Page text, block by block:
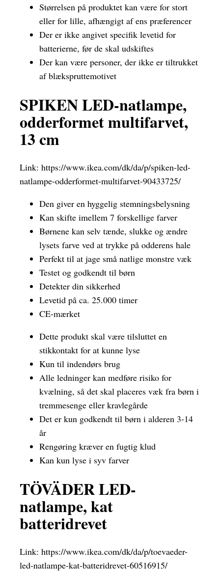
Størrelsen på produktet kan være for stort
eller for lille, afhængigt af ens præferencer
Der er ikke angivet specifik levetid for
batterierne, før de skal udskiftes
Der kan være personer, der ikke er tiltrukket
af blækspruttemotivet
SPIKEN LED-natlampe,
odderformet multifarvet,
13 cm
Link: https://www.ikea.com/dk/da/p/spiken-led-
natlampe-odderformet-multifarvet-90433725/
Den giver en hyggelig stemningsbelysning
Kan skifte imellem 7 forskellige farver
Børnene kan selv tænde, slukke og ændre
lysets farve ved at trykke på odderens hale
Perfekt til at jage små natlige monstre væk
Testet og godkendt til børn
Detekter din sikkerhed
Levetid på ca. 25.000 timer
CE-mærket
Dette produkt skal være tilsluttet en
stikkontakt for at kunne lyse
Kun til indendørs brug
Alle ledninger kan medføre risiko for
kvælning, så det skal placeres væk fra børn i
tremmesenge eller kravlegårde
Det er kun godkendt til børn i alderen 3-14
år
Rengøring kræver en fugtig klud
Kan kun lyse i syv farver
TÖVÄDER LED-
natlampe, kat
batteridrevet
Link: https://www.ikea.com/dk/da/p/toevaeder-
led-natlampe-kat-batteridrevet-60516915/